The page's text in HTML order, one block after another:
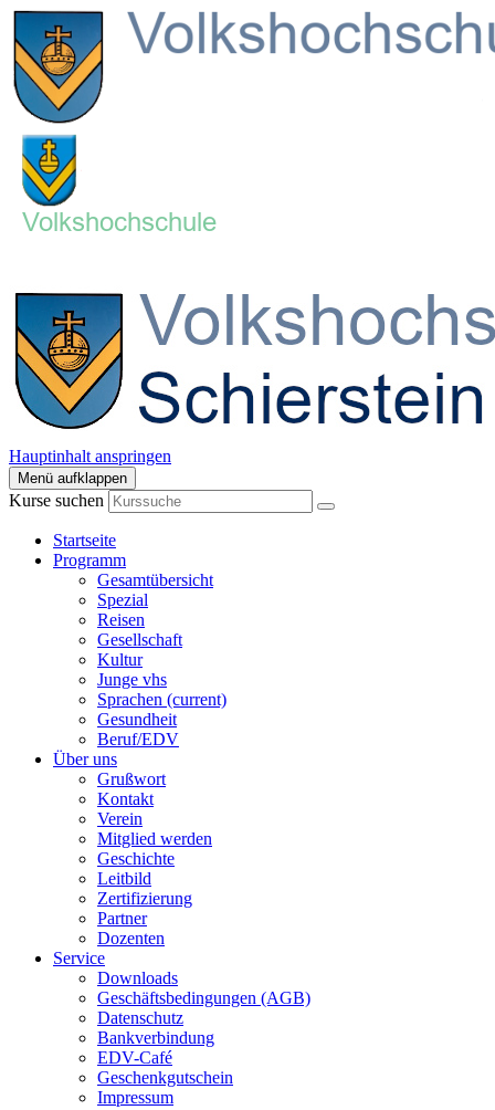
Hauptinhalt anspringen
Menü aufklappen
Kurse suchen
Startseite
Programm
Gesamtübersicht
Spezial
Reisen
Gesellschaft
Kultur
Junge vhs
Sprachen (current)
Gesundheit
Beruf/EDV
Über uns
Grußwort
Kontakt
Verein
Mitglied werden
Geschichte
Leitbild
Zertifizierung
Partner
Dozenten
Service
Downloads
Geschäftsbedingungen (AGB)
Datenschutz
Bankverbindung
EDV-Café
Geschenkgutschein
Impressum